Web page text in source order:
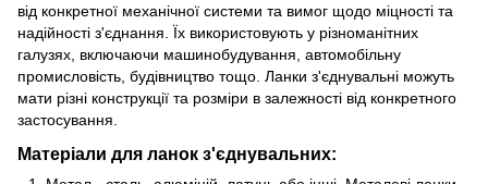
від конкретної механічної системи та вимог щодо міцності та
надійності з'єднання. Їх використовують у різноманітних
галузях, включаючи машинобудування, автомобільну
промисловість, будівництво тощо. Ланки з'єднувальні можуть
мати різні конструкції та розміри в залежності від конкретного
застосування.
Матеріали для ланок з'єднувальних: